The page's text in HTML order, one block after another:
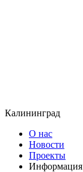
Калининград
О нас
Новости
Проекты
Информация